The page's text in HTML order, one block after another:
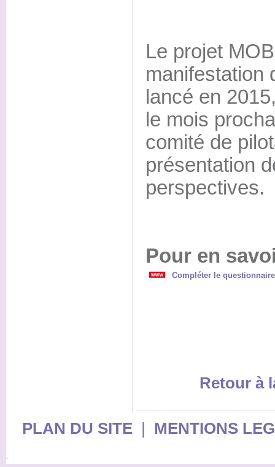
Le projet
manifestation
lancé en
le mois
comité de
présentation
perspectives.
Pour en
Compléter le
Retour à
PLAN DU SITE| MENTIONS